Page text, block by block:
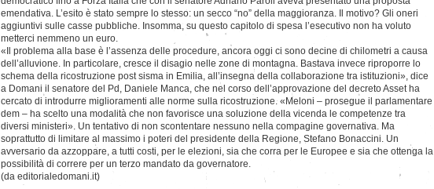
emendativa. L’esito è stato sempre lo stesso: un secco “no” della maggioranza. Il motivo? Gli oneri
aggiuntivi sulle casse pubbliche. Insomma, su questo capitolo di spesa l’esecutivo non ha voluto
metterci nemmeno un euro.
«Il problema alla base è l’assenza delle procedure, ancora oggi ci sono decine di chilometri a causa
dell’alluvione. In particolare, cresce il disagio nelle zone di montagna. Bastava invece riproporre lo
schema della ricostruzione post sisma in Emilia, all’insegna della collaborazione tra istituzioni», dice
a Domani il senatore del Pd, Daniele Manca, che nel corso dell’approvazione del decreto Asset ha
cercato di introdurre miglioramenti alle norme sulla ricostruzione. «Meloni – prosegue il parlamentare
dem – ha scelto una modalità che non favorisce una soluzione della vicenda le competenze tra
diversi ministeri». Un tentativo di non scontentare nessuno nella compagine governativa. Ma
soprattutto di limitare al massimo i poteri del presidente della Regione, Stefano Bonaccini. Un
avversario da azzoppare, a tutti costi, per le elezioni, sia che corra per le Europee e sia che ottenga la
possibilità di correre per un terzo mandato da governatore.
(da editorialedomani.it)